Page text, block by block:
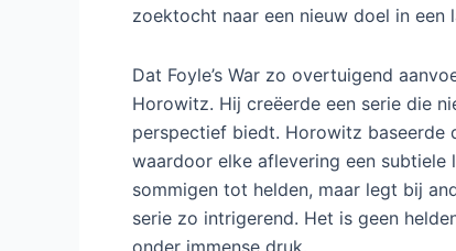
zoektocht naar een nieuw doel in
Dat Foyle’s War zo overtuigend
Horowitz. Hij creëerde een serie die
perspectief biedt. Horowitz baseerde
waardoor elke aflevering een
sommigen tot helden, maar legt bij
serie zo intrigerend. Het is geen